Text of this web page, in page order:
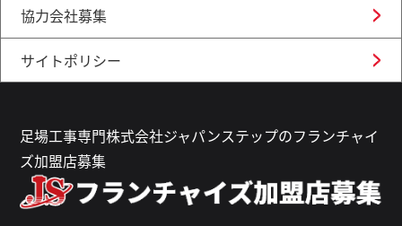
協力会社募集
サイトポリシー
足場工事専門株式会社ジャパンステップのフランチャイ
ズ加盟店募集